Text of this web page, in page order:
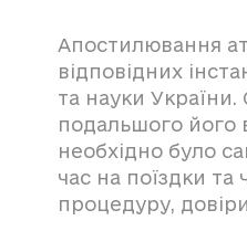
Апостилювання
відповідних
та науки
подальшого його
необхідно було
час на поїздки
процедуру,